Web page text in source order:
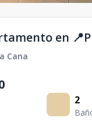
en
Cana
2